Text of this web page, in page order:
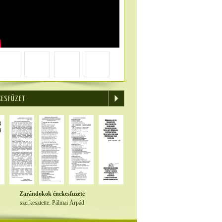
Zarándokok énekesfüzete
szerkesztette: Pálmai Árpád